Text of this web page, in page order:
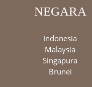
NEGARA
Indonesia
Malaysia
Singapura
Brunei